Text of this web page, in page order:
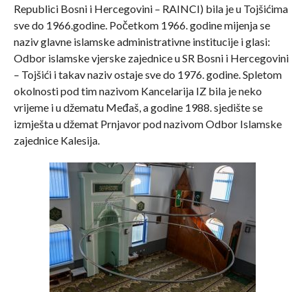
Republici Bosni i Hercegovini – RAINCI) bila je u Tojšićima
sve do 1966.godine. Početkom 1966. godine mijenja se
naziv glavne islamske administrativne institucije i glasi:
Odbor islamske vjerske zajednice u SR Bosni i Hercegovini
– Tojšići i takav naziv ostaje sve do 1976. godine. Spletom
okolnosti pod tim nazivom Kancelarija IZ bila je neko
vrijeme i u džematu Međaš, a godine 1988. sjedište se
izmješta u džemat Prnjavor pod nazivom Odbor Islamske
zajednice Kalesija.